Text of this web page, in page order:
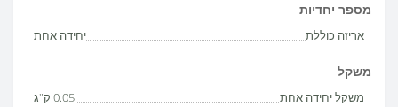
מספר יחדיות
אריזה כוללת יחידה אחת
משקל
משקל יחידה אחת 0.05 ק"ג